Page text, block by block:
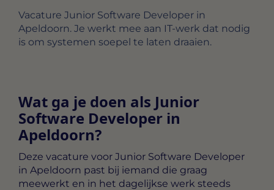
Vacature Junior Software Developer in
Apeldoorn. Je werkt mee aan IT-werk dat nodig
is om systemen soepel te laten draaien.
Wat ga je doen als Junior
Software Developer in
Apeldoorn?
Deze vacature voor Junior Software Developer
in Apeldoorn past bij iemand die graag
meewerkt en in het dagelijkse werk steeds